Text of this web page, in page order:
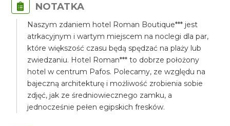
NOTATKA
Naszym zdaniem hotel Roman Boutique*** jest
atrkacyjnym i wartym miejscem na noclegi dla par,
które większość czasu będą spędzać na plaży lub
zwiedzaniu. Hotel Roman*** to dobrze położony
hotel w centrum Pafos. Polecamy, ze względu na
bajeczną architekturę i możliwość zrobienia sobie
zdjęć, jak ze średniowiecznego zamku, a
jednocześnie pełen egipskich fresków.